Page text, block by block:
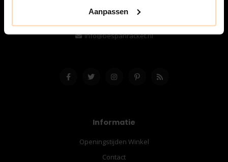
Aanpassen
06-57276080
info@bespanracket.nl
Informatie
Openingstijden Winkel
Contact